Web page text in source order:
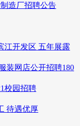
造厂招聘公告
江开发区 五年展露
装网店公开招聘180
校园招聘
待遇优厚